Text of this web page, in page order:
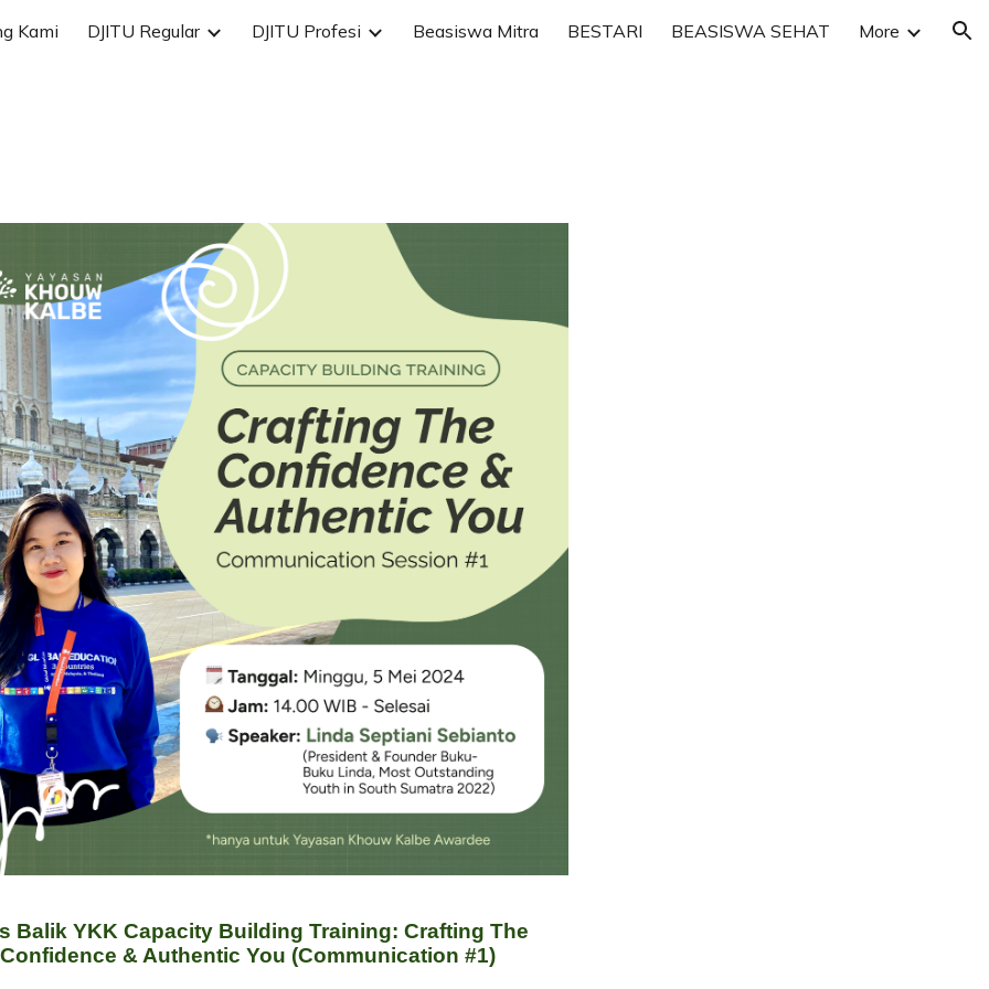
to main content Skip to navigation
Kami DJITU Regular DJITU Profesi Beasiswa Mitra BESTARI BEASISWA SEHAT More
Balik YKK Capacity Building Training: Crafting The
Confidence & Authentic You (Communication #1)